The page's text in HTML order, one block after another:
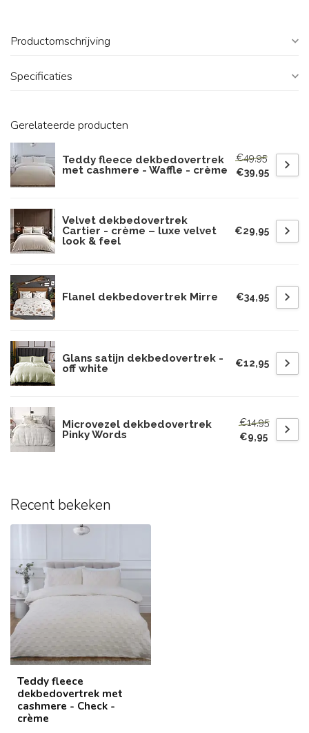
Productomschrijving
Specificaties
Gerelateerde producten
Teddy fleece dekbedovertrek
met cashmere - Waffle - crème
€49,95
€39,95
Velvet dekbedovertrek
Cartier - crème – luxe velvet
look & feel
€29,95
Flanel dekbedovertrek Mirre €34,95
Glans satijn dekbedovertrek -
off white
€12,95
Microvezel dekbedovertrek
Pinky Words
€14,95
€9,95
Recent bekeken
Teddy fleece
dekbedovertrek met
cashmere - Check -
crème